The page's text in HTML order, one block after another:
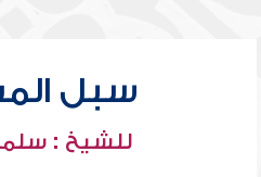
سبل
للشيخ :